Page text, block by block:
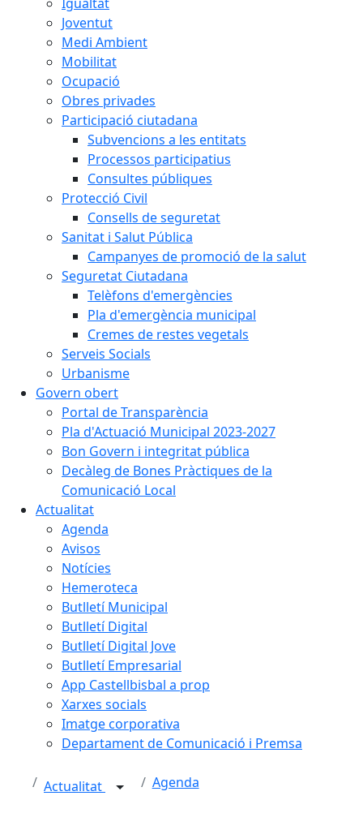
Joventut
Medi Ambient
Mobilitat
Ocupació
Obres privades
Participació ciutadana
Subvencions a les entitats
Processos participatius
Consultes públiques
Protecció Civil
Consells de seguretat
Sanitat i Salut Pública
Campanyes de promoció de la salut
Seguretat Ciutadana
Telèfons d'emergències
Pla d'emergència municipal
Cremes de restes vegetals
Serveis Socials
Urbanisme
Govern obert
Portal de Transparència
Pla d'Actuació Municipal 2023-2027
Bon Govern i integritat pública
Decàleg de Bones Pràctiques de la
Comunicació Local
Actualitat
Agenda
Avisos
Notícies
Hemeroteca
Butlletí Municipal
Butlletí Digital
Butlletí Digital Jove
Butlletí Empresarial
App Castellbisbal a prop
Xarxes socials
Imatge corporativa
Departament de Comunicació i Premsa
Actualitat Agenda